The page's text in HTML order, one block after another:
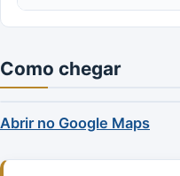
Como chegar
Abrir no Google Maps